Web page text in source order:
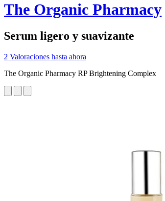
The Organic Pharmacy
Serum ligero y suavizante
2 Valoraciones hasta ahora
The Organic Pharmacy RP Brightening Complex